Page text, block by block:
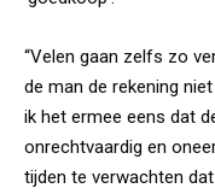
“Velen gaan zelfs zo
de man de rekening
ik het ermee eens dat
onrechtvaardig en
tijden te verwachten